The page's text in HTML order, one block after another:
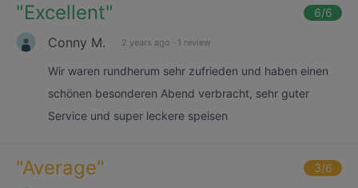
"Excellent" 6/6
Conny M. 2 years ago · 1 review
Wir waren rundherum sehr zufrieden und haben einen
schönen besonderen Abend verbracht, sehr guter
Service und super leckere speisen
"Average" 3/6